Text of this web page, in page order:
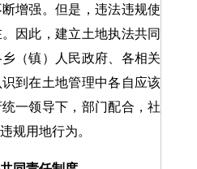
增强。但是，违法违规使
因此，建立土地执法共同
（镇）人民政府、各相关
到在土地管理中各自应该
一领导下，部门配合，社
规用地行为。